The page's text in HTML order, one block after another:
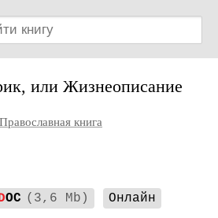
или Жизнеописание
Православная книга
OC (3,6 Mb) Онлайн